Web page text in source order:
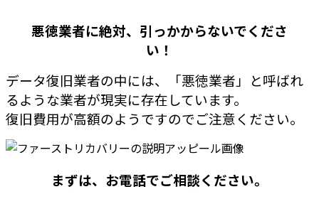
悪徳業者に絶対、引っかからないでくださ
い！
データ復旧業者の中には、「悪徳業者」と呼ばれ
るような業者が現実に存在しています。
復旧費用が高額のようですのでご注意ください。
まずは、お電話でご相談ください。